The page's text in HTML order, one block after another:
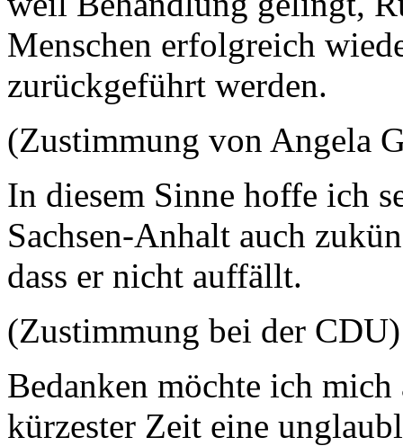
Menschen erfolgreich
zurückgeführt werden.
(Zustimmung von Angela
In diesem Sinne hoffe ich
Sachsen-Anhalt auch
dass er nicht auffällt.
(Zustimmung bei der CDU)
Bedanken möchte ich
kürzester Zeit eine